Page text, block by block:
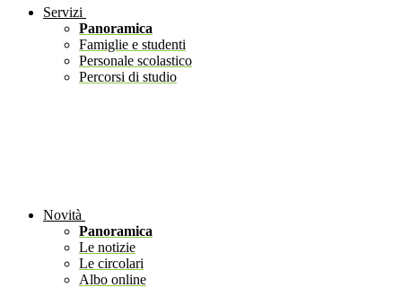
Servizi
Panoramica
Famiglie e studenti
Personale scolastico
Percorsi di studio
Novità
Panoramica
Le notizie
Le circolari
Albo online